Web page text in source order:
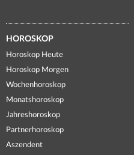
HOROSKOP
Horoskop Heute
Horoskop Morgen
Wochenhoroskop
Monatshoroskop
Jahreshoroskop
Partnerhoroskop
Aszendent